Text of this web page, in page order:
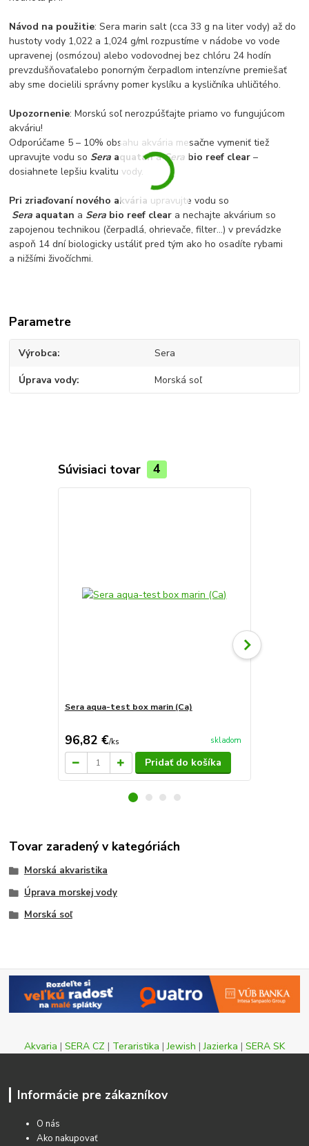
Návod na použitie: Sera marin salt (cca 33 g na liter vody) až do
hustoty vody 1,022 a 1,024 g/ml rozpustíme v nádobe vo vode
upravenej (osmózou) alebo vodovodnej bez chlóru 24 hodín
prevzdušňovaťalebo ponorným čerpadlom intenzívne premiešať
aby sme docielili správny pomer kyslíku a kysličníka uhličitého.
Upozornenie: Morskú soľ nerozpúšťajte priamo vo fungujúcom
akváriu!
Odporúčame 5 – 10% obsahu akvária mesačne vymeniť tiež
upravujte vodu so Sera aquatanaSera bio reef clear–
dosiahnete lepšiu kvalitu vody.
Pri zriaďovaní nového akvária upravujte vodu so
Sera aquatan a Sera bio reef clear a nechajte akvárium so
zapojenou technikou (čerpadlá, ohrievače, filter...) v prevádzke
aspoň 14 dní biologicky ustáliť pred tým ako ho osadíte rybami
a nižšími živočíchmi.
Parametre
Výrobca Sera
Úprava vody Morská soľ
Súvisiaci tovar 4
Sera aqua-test box marin (Ca)
96,82 €/ks skladom
Pridať do košíka
Tovar zaradený v kategóriách
Morská akvaristika
Úprava morskej vody
Morská soľ
Akvaria | SERA CZ | Teraristika |Jewish |Jazierka | SERA SK
Informácie pre zákazníkov
O nás
Ako nakupovať